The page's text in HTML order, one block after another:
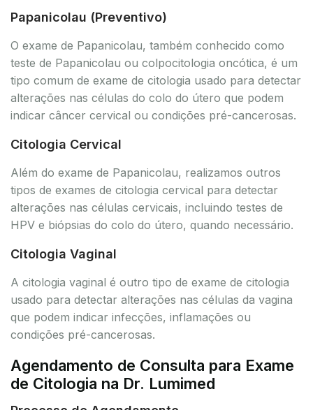
Papanicolau (Preventivo)
O exame de Papanicolau, também conhecido como
teste de Papanicolau ou colpocitologia oncótica, é um
tipo comum de exame de citologia usado para detectar
alterações nas células do colo do útero que podem
indicar câncer cervical ou condições pré-cancerosas.
Citologia Cervical
Além do exame de Papanicolau, realizamos outros
tipos de exames de citologia cervical para detectar
alterações nas células cervicais, incluindo testes de
HPV e biópsias do colo do útero, quando necessário.
Citologia Vaginal
A citologia vaginal é outro tipo de exame de citologia
usado para detectar alterações nas células da vagina
que podem indicar infecções, inflamações ou
condições pré-cancerosas.
Agendamento de Consulta para Exame
de Citologia na Dr. Lumimed